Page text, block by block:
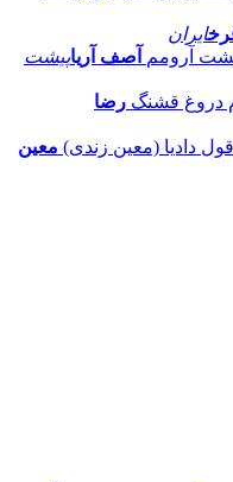
ایران
آصف آریاپیشت
رضا
معین